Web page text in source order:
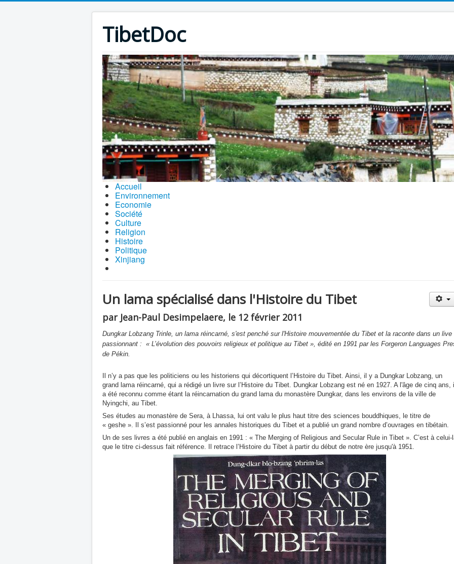
TibetDoc
Accueil
Environnement
Economie
Société
Culture
Religion
Histoire
Politique
Xinjiang
Un lama spécialisé dans l'Histoire du Tibet
par Jean-Paul Desimpelaere, le 12 février 2011
Dungkar Lobzang Trinle, un lama réincarné, s'est penché sur l'Histoire mouvementée du Tibet et la raconte dans un live
passionnant : « L’évolution des pouvoirs religieux et politique au Tibet », édité en 1991 par les Forgeron Languages
de Pékin.
Il n’y a pas que les politiciens ou les historiens qui décortiquent l’Histoire du Tibet. Ainsi, il y a Dungkar Lobzang, un
grand lama réincarné, qui a rédigé un livre sur l’Histoire du Tibet. Dungkar Lobzang est né en 1927. A l'âge de cinq ans,
a été reconnu comme étant la réincarnation du grand lama du monastère Dungkar, dans les environs de la ville de
Nyingchi, au Tibet.
Ses études au monastère de Sera, à Lhassa, lui ont valu le plus haut titre des sciences bouddhiques, le titre de
« geshe ». Il s’est passionné pour les annales historiques du Tibet et a publié un grand nombre d’ouvrages en tibétain.
Un de ses livres a été publié en anglais en 1991 : « The Merging of Religious and Secular Rule in Tibet ». C’est à celui-
que le titre ci-dessus fait référence. Il retrace l’Histoire du Tibet à partir du début de notre ère jusqu'à 1951.